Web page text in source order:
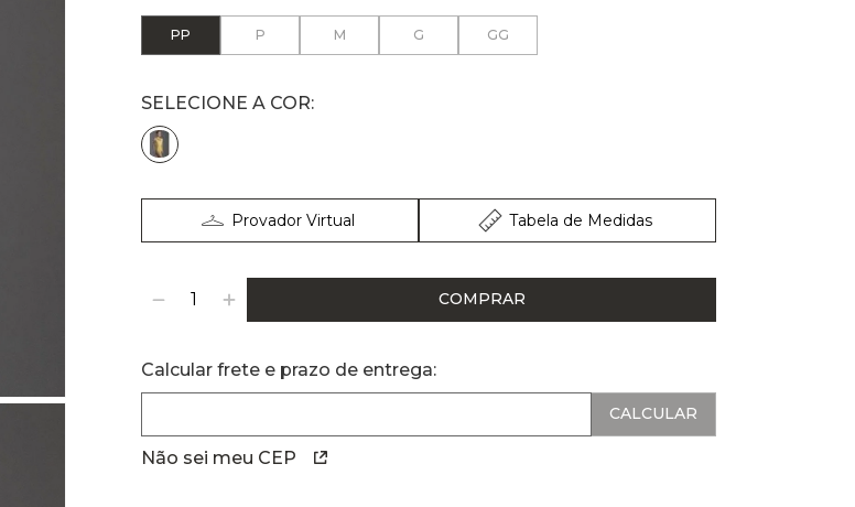
PP P M G GG
Provador Virtual Tabela de Medidas
COMPRAR
Calcular frete e prazo de entrega:
Não sei meu CEP